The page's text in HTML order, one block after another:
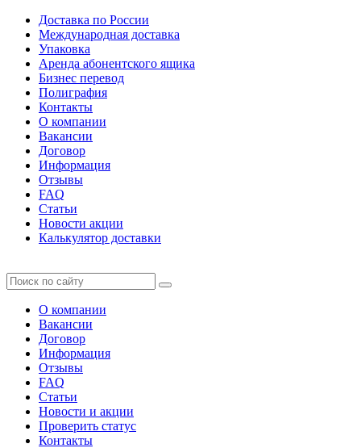
Доставка по России
Международная доставка
Упаковка
Аренда абонентского ящика
Бизнес перевод
Полиграфия
Контакты
О компании
Вакансии
Договор
Информация
Отзывы
FAQ
Статьи
Новости акции
Калькулятор доставки
О компании
Вакансии
Договор
Информация
Отзывы
FAQ
Статьи
Новости и акции
Проверить статус
Контакты